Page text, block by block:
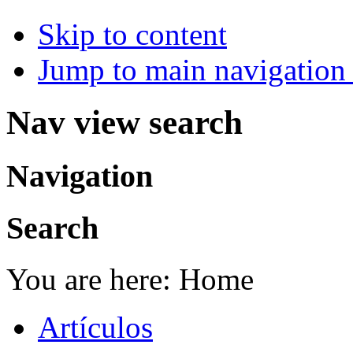
Skip to content
Jump to main
Nav view search
Navigation
Search
You are here: Home
Artículos